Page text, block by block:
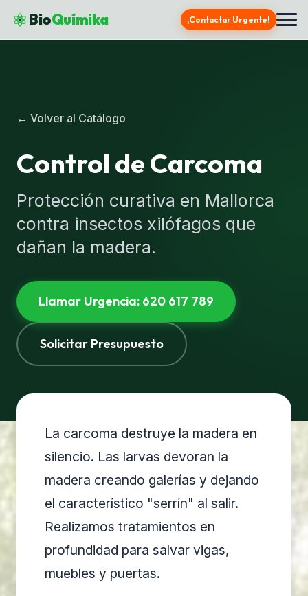
BioQuímika ¡Contactar Urgente!
← Volver al Catálogo
Control de Carcoma
Protección curativa en Mallorca
contra insectos xilófagos que
dañan la madera.
Llamar Urgencia: 620 617 789
Solicitar Presupuesto
La carcoma destruye la madera en
silencio. Las larvas devoran la
madera creando galerías y dejando
el característico "serrín" al salir.
Realizamos tratamientos en
profundidad para salvar vigas,
muebles y puertas.